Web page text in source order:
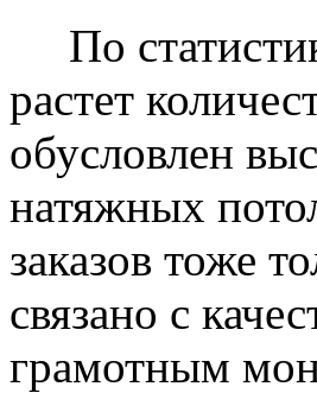
По
растет
обусловлен
натяжных
заказов тоже
связано с
грамотным